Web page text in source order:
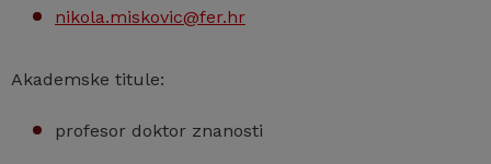
nikola.miskovic@fer.hr
Akademske titule:
profesor doktor znanosti